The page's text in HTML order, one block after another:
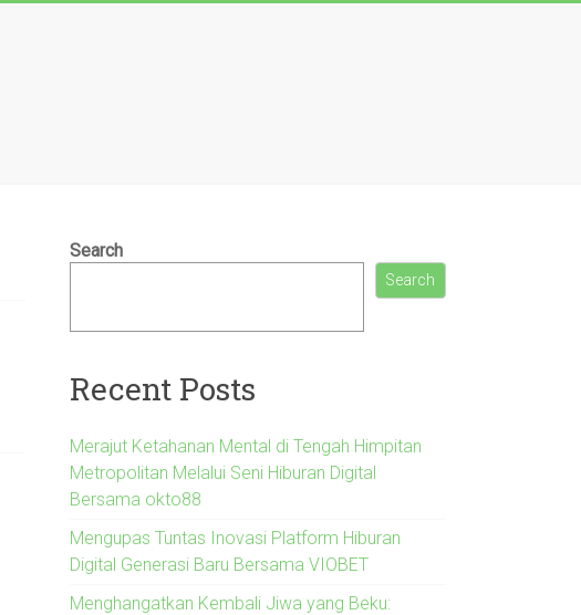
Search
Search
Recent Posts
Merajut Ketahanan Mental di Tengah Himpitan
Metropolitan Melalui Seni Hiburan Digital
Bersama okto88
Mengupas Tuntas Inovasi Platform Hiburan
Digital Generasi Baru Bersama VIOBET
Menghangatkan Kembali Jiwa yang Beku: